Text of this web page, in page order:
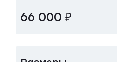
66 000 ₽